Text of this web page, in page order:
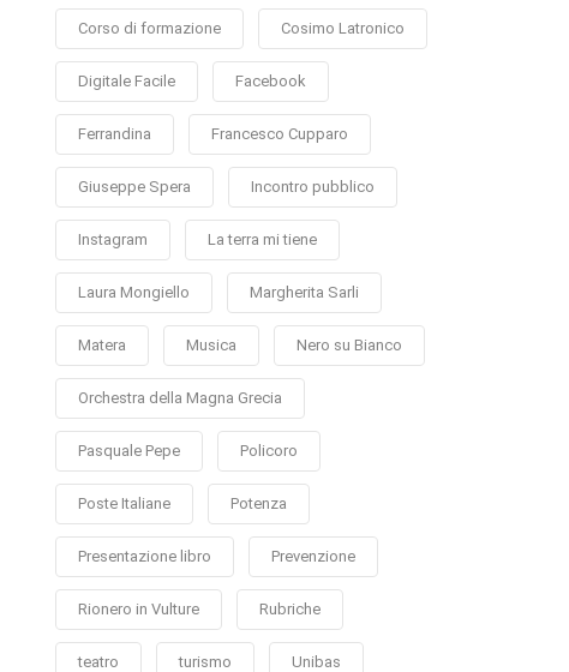
Corso di formazione Cosimo Latronico
Digitale Facile Facebook
Ferrandina Francesco Cupparo
Giuseppe Spera Incontro pubblico
Instagram La terra mi tiene
Laura Mongiello Margherita Sarli
Matera Musica Nero su Bianco
Orchestra della Magna Grecia
Pasquale Pepe Policoro
Poste Italiane Potenza
Presentazione libro Prevenzione
Rionero in Vulture Rubriche
teatro turismo Unibas